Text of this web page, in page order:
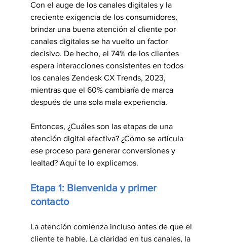
Con el auge de los canales digitales y la
creciente exigencia de los consumidores,
brindar una buena atención al cliente por
canales digitales se ha vuelto un factor
decisivo. De hecho, el 74% de los clientes
espera interacciones consistentes en todos
los canales Zendesk CX Trends, 2023,
mientras que el 60% cambiaría de marca
después de una sola mala experiencia.
Entonces, ¿Cuáles son las etapas de una
atención digital efectiva? ¿Cómo se articula
ese proceso para generar conversiones y
lealtad? Aquí te lo explicamos.
Etapa 1: Bienvenida y primer
contacto
La atención comienza incluso antes de que el
cliente te hable. La claridad en tus canales, la